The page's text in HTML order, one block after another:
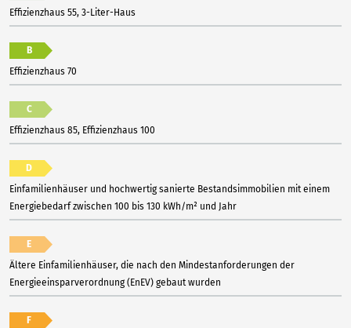
Effizienzhaus 55, 3-Liter-Haus
B
Effizienzhaus 70
C
Effizienzhaus 85, Effizienzhaus 100
D
Einfamilienhäuser und hochwertig sanierte Bestandsimmobilien mit einem
Energiebedarf zwischen 100 bis 130 kWh/m² und Jahr
E
Ältere Einfamilienhäuser, die nach den Mindestanforderungen der
Energieeinsparverordnung (EnEV) gebaut wurden
F